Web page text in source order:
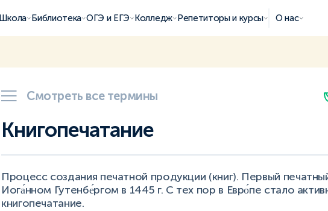
Школа Библиотека ОГЭ и ЕГЭ Колледж Репетиторы и курсы О нас
Смотреть все термины
Книгопечатание
Процесс создания печатной продукции (книг). Первый
Иога́нном Гутенбе́ргом в 1445 г. С тех пор в Евро́пе стало
книгопечатание.